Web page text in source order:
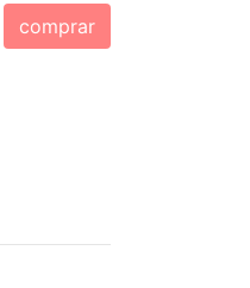
comprar